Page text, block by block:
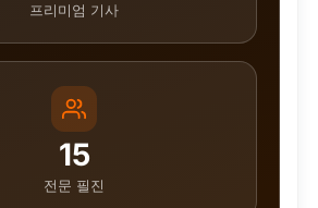
프리미엄 기사
15
전문 필진